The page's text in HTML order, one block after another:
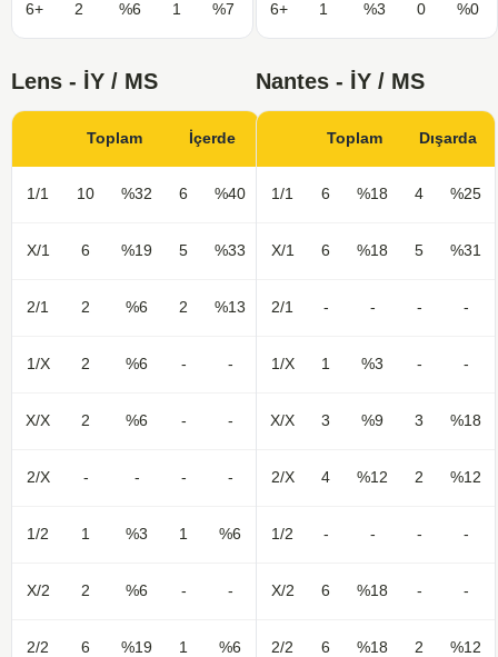
6+ 2 %6 1 %7 6+ 1 %3 0 %0
Lens - İY / MS
Toplam İçerde
1/1 10 %32 6 %40
X/1 6 %19 5 %33
2/1 2 %6 2 %13
1/X 2 %6 - -
X/X 2 %6 - -
2/X - - - -
1/2 1 %3 1 %6
X/2 2 %6 - -
2/2 6 %19 1 %6
Nantes - İY / MS
Toplam Dışarda
1/1 6 %18 4 %25
X/1 6 %18 5 %31
2/1 - - - -
1/X 1 %3 - -
X/X 3 %9 3 %18
2/X 4 %12 2 %12
1/2 - - - -
X/2 6 %18 - -
2/2 6 %18 2 %12